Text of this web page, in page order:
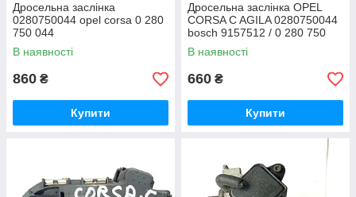
Дросельна заслінка
0280750044 opel corsa 0 280
750 044
В наявності
860 ₴
Купити
Дросельна заслінка OPEL
CORSA C AGILA 0280750044
bosch 9157512 / 0 280 750
044
В наявності
660 ₴
Купити